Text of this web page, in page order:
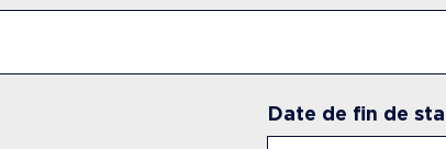
Date de fin de